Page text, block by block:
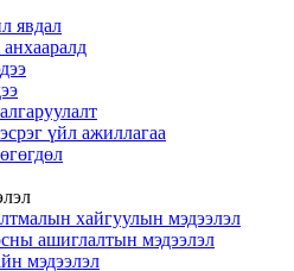
явдал
үйл ажиллагаа
хайгуулын мэдээлэл
ашиглалтын мэдээлэл
мэдээлэл